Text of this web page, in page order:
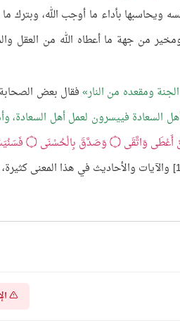
ويحاسبها بأداء ما أوجب الله، وبترك ما
من جهة ما أعطاه الله من العقل
ومقعده من النار فقال بعض الصحابة
السعادة فييسرون لعمل أهل السعادة،
أَعْطَى وَاتَّقَى۝وَصَدَّقَ بِالْحُسْنَى۝
[الليل: 5 - 10] والآيات والأحاديث في هذا المعنى